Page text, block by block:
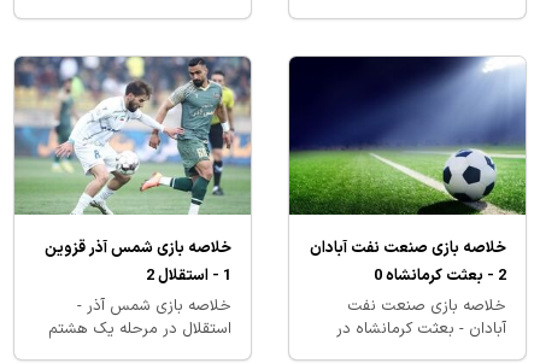
طرح تفکیک وزارت…
خلاصه بازی صنعت نفت آبادان
2 - بعثت کرمانشاه 0
خلاصه بازی صنعت نفت
آبادان - بعثت کرمانشاه در
خلاصه بازی شمس آذر قزوین
1 - استقلال 2
خلاصه بازی شمس آذر -
استقلال در مرحله یک هشتم